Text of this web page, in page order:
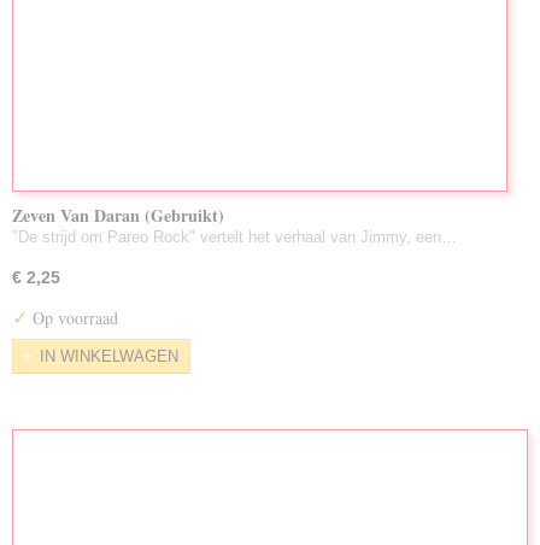
Zeven Van Daran (Gebruikt)
"De strijd om Pareo Rock" vertelt het verhaal van Jimmy, een…
€ 2,25
✓ Op voorraad
IN WINKELWAGEN